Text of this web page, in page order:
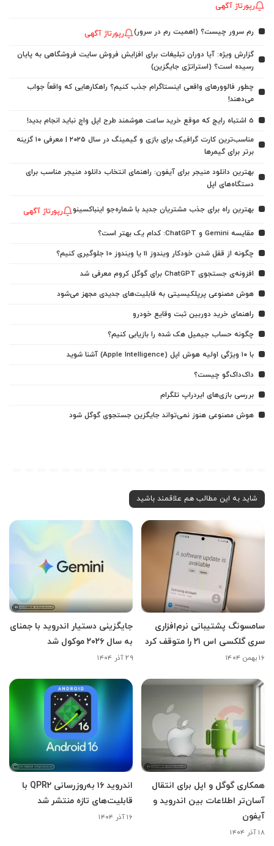
رپورتاژ آگهی
رم سرور چیست؟ (اهمیت رم در سرور) رپورتاژ آگهی
گزارش ویژه: آیا دوران تبلیغات برای افزایش فروش سایت فروشگاهی به پایان
رسیده است؟ (استراتژی جایگزین)
چطور فالوورهای واقعی اینستاگرام جذب کنیم؟ راهکارهایی که واقعاً جواب
می‌دهند!
5 اشتباه رایج که موقع خرید ساعت هوشمند طرح اپل واچ نباید انجام بدید!
مناسب‌ترین کارت گرافیک برای بازی و گیمینگ در سال ۲۰۲۵ | معرفی ۱۰ گزینه
برتر برای گیمرها
بهترین دانلود منیجر برای آیفون: راهنمای انتخاب دانلود منیجر مناسب برای
دستگاه‌های اپل
بهترین راه برای جذب مشتریان جدید با شماره‌جو اینباکسینو رپورتاژ آگهی
مقایسه Gemini و ChatGPT: کدام یک بهتر است؟
چگونه از قفل شدن خودکار ویندوز 11 یا ویندوز 10 جلوگیری کنیم؟
افزونه‌ی جستجوی ChatGPT برای گوگل کروم معرفی شد
هوش مصنوعی پرپلکیسیتی به قابلیت‌های جدیدی مجهز می‌شود
راهنمای خرید دوربین ثبت وقایع خودرو
چگونه حساب جیمیل هک شده را بازیابی کنیم؟
با ۱۰ ویژگی اولیه هوش اپل (Apple Intelligence) آشنا شوید
داک‌داک‌گو چیست؟
بررسی بازی‌های ایردراپ تلگرام
هوش مصنوعی هنوز نمی‌تواند جایگزین جستجوی گوگل شود
شاید به این مطالب هم علاقمند باشید
سامسونگ پشتیبانی نرم‌افزاری
سری گلکسی اس ۲۱ را متوقف کرد
۱۶ بهمن ۱۴۰۴
جایگزینی دستیار اندروید با جمنای
به سال ۲۰۲۶ موکول شد
۲۹ آذر ۱۴۰۴
همکاری گوگل و اپل برای انتقال
آسان‌تر اطلاعات بین اندروید و
آیفون
۱۸ آذر ۱۴۰۴
اندروید ۱۶ به‌روزرسانی QPR2 با
قابلیت‌های تازه منتشر شد
۱۶ آذر ۱۴۰۴